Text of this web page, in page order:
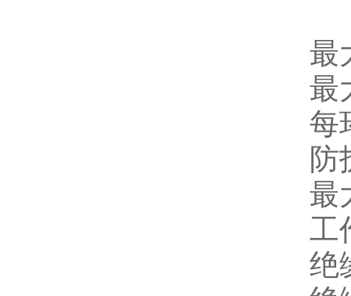
最
最
每
防
最
工
绝